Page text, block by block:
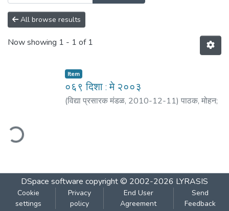
All browse results
Now showing 1 - 1 of 1
Item
०६९ दिशा : मे २००३
(विद्या प्रसारक मंडळ, 2010-12-11) पाठक, मोहन;
DSpace software copyright © 2002-2026 LYRASIS
Cookie
settings
Privacy
policy
End User
Agreement
Send
Feedback